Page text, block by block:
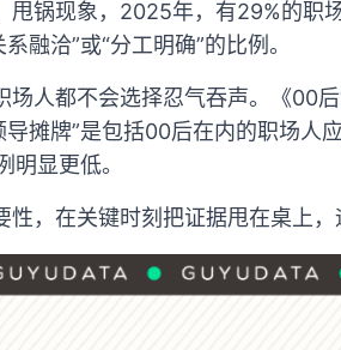
甩锅现象，2025年，有29%的职
融洽”或“分工明确”的比例。
人都不会选择忍气吞声。《00后
导摊牌”是包括00后在内的职场人
明显更低。
，在关键时刻把证据甩在桌上，